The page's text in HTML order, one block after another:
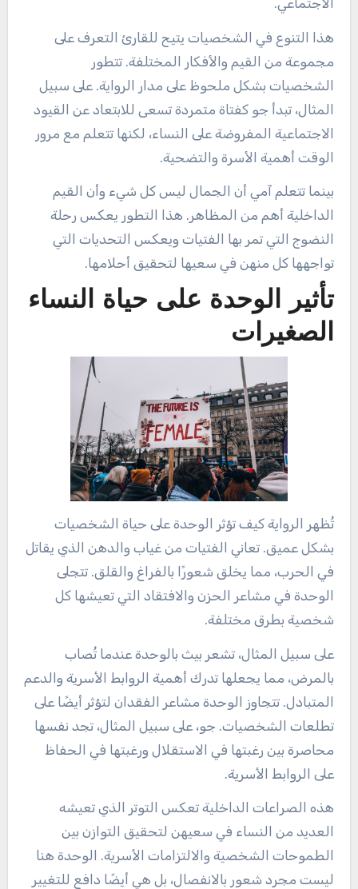
هذا التنوع في الشخصيات يتيح للقارئ التعرف على
مجموعة من القيم والأفكار المختلفة. تتطور
الشخصيات بشكل ملحوظ على مدار الرواية. على سبيل
المثال، تبدأ جو كفتاة متمردة تسعى للابتعاد عن القيود
الاجتماعية المفروضة على النساء، لكنها تتعلم مع مرور
الوقت أهمية الأسرة والتضحية.
بينما تتعلم آمي أن الجمال ليس كل شيء وأن القيم
الداخلية أهم من المظاهر. هذا التطور يعكس رحلة
النضوج التي تمر بها الفتيات ويعكس التحديات التي
تواجهها كل منهن في سعيها لتحقيق أحلامها.
تأثير الوحدة على حياة النساء
الصغيرات
تُظهر الرواية كيف تؤثر الوحدة على حياة الشخصيات
بشكل عميق. تعاني الفتيات من غياب والدهن الذي يقاتل
في الحرب، مما يخلق شعورًا بالفراغ والقلق. تتجلى
الوحدة في مشاعر الحزن والافتقاد التي تعيشها كل
شخصية بطرق مختلفة.
على سبيل المثال، تشعر بيث بالوحدة عندما تُصاب
بالمرض، مما يجعلها تدرك أهمية الروابط الأسرية والدعم
المتبادل. تتجاوز الوحدة مشاعر الفقدان لتؤثر أيضًا على
تطلعات الشخصيات. جو، على سبيل المثال، تجد نفسها
محاصرة بين رغبتها في الاستقلال ورغبتها في الحفاظ
على الروابط الأسرية.
هذه الصراعات الداخلية تعكس التوتر الذي تعيشه
العديد من النساء في سعيهن لتحقيق التوازن بين
الطموحات الشخصية والالتزامات الأسرية. الوحدة هنا
ليست مجرد شعور بالانفصال، بل هي أيضًا دافع للتغيير